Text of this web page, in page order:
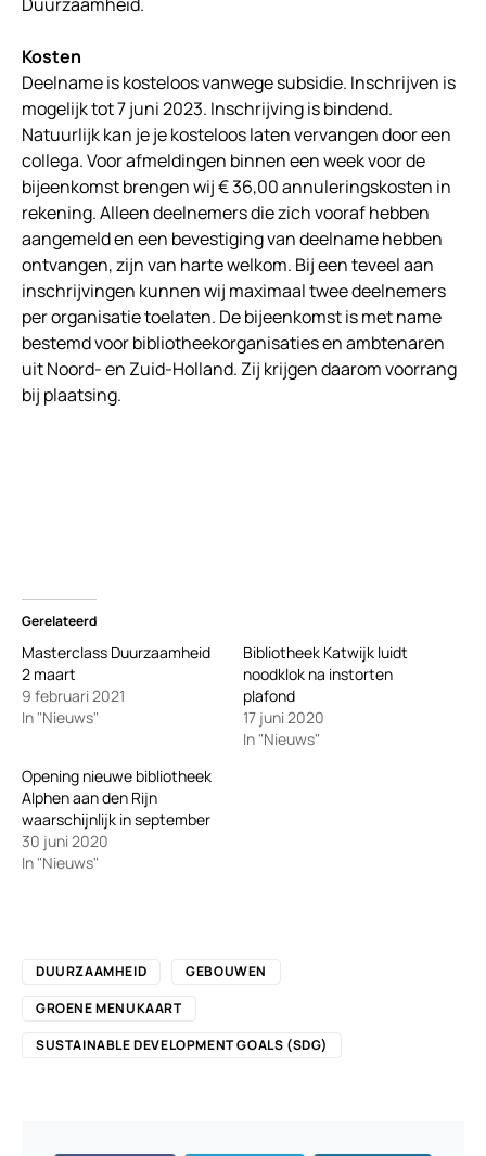
Kosten
Deelname is kosteloos vanwege subsidie. Inschrijven is
mogelijk tot 7 juni 2023. Inschrijving is bindend.
Natuurlijk kan je je kosteloos laten vervangen door een
collega. Voor afmeldingen binnen een week voor de
bijeenkomst brengen wij € 36,00 annuleringskosten in
rekening. Alleen deelnemers die zich vooraf hebben
aangemeld en een bevestiging van deelname hebben
ontvangen, zijn van harte welkom. Bij een teveel aan
inschrijvingen kunnen wij maximaal twee deelnemers
per organisatie toelaten. De bijeenkomst is met name
bestemd voor bibliotheekorganisaties en ambtenaren
uit Noord- en Zuid-Holland. Zij krijgen daarom voorrang
bij plaatsing.
Gerelateerd
Masterclass Duurzaamheid
2 maart
9 februari 2021
In "Nieuws"
Bibliotheek Katwijk luidt
noodklok na instorten
plafond
17 juni 2020
In "Nieuws"
Opening nieuwe bibliotheek
Alphen aan den Rijn
waarschijnlijk in september
30 juni 2020
In "Nieuws"
DUURZAAMHEID
GEBOUWEN
GROENE MENUKAART
SUSTAINABLE DEVELOPMENT GOALS (SDG)